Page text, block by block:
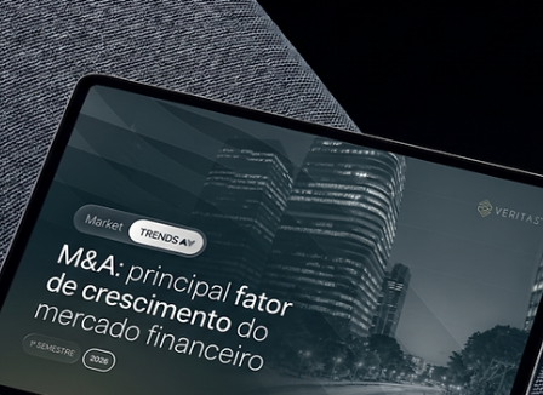
Anderson Timm
19 de jun.
Wealth Planning
Multimodelo deixa de ser tendência e passa a
ocupar o centro da estratégia das plataformas de
investimento